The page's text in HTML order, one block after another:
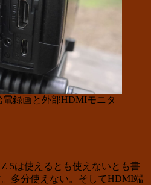
録画と外部HDMIモニタ
5は使えるとも使えないとも書
多分使えない。そしてHDMI端